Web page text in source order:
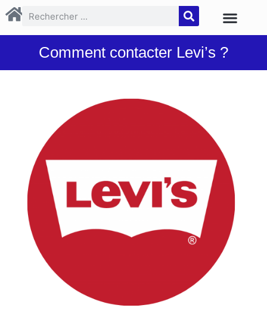
Comment contacter Levi’s ?